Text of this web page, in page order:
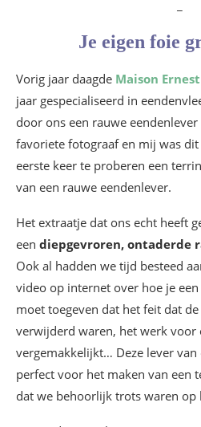
Je eigen foie
Vorig jaar daagde Maison
jaar gespecialiseerd in
door ons een rauwe
favoriete fotograaf en mij was
eerste keer te proberen een
van een rauwe eendenlever.
Het extraatje dat ons echt heeft
een diepgevroren, ontaderde
Ook al hadden we tijd besteed
video op internet over hoe je
moet toegeven dat het feit dat
verwijderd waren, het werk voor
vergemakkelijkt… Deze lever van
perfect voor het maken van een
dat we behoorlijk trots waren op